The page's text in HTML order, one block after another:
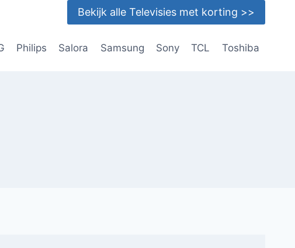
Bekijk alle Televisies met korting >>
Philips Salora Samsung Sony TCL Toshiba